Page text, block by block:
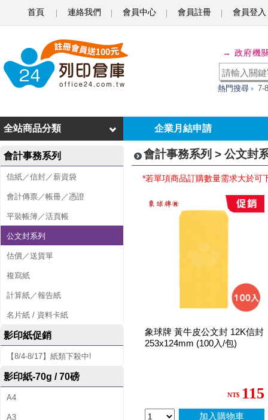
首頁 連絡我們 會員中心 會員註冊 會員登入
文
封
列
→ 政府機
熱門搜尋 7-
企業月結申請
全站商品分類
會計事務系列
信紙／信封／薪資袋
會計傳票／帳冊／憑證
平裝帳簿／活頁帳
公文封系列
估價／送貨單
複寫紙
計算紙／報告紙
名片紙 / 資料卡紙
影印紙促銷
【8/4-8/17】紙類下殺中!
影印紙-70g / 70磅
A4
A3
會計事務系列 > 公文封
*若單項商品訂購數量需求大於可
象球牌 黃牛皮公文封 12K信封
253x124mm (100入/包)
NT$ 115
加入購物車